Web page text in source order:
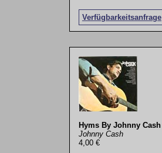
Verfügbarkeitsanfrage
Hyms By Johnny Cash
Johnny Cash
4,00 €